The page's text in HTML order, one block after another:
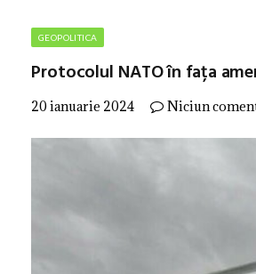
GEOPOLITICA
Protocolul NATO în fața
20 ianuarie 2024 Niciun